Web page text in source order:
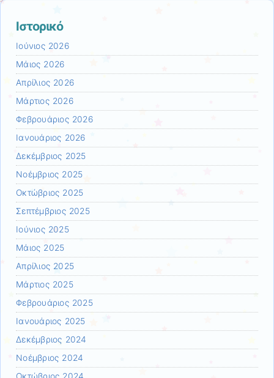
Ιστορικό
Ιούνιος 2026
Μάιος 2026
Απρίλιος 2026
Μάρτιος 2026
Φεβρουάριος 2026
Ιανουάριος 2026
Δεκέμβριος 2025
Νοέμβριος 2025
Οκτώβριος 2025
Σεπτέμβριος 2025
Ιούνιος 2025
Μάιος 2025
Απρίλιος 2025
Μάρτιος 2025
Φεβρουάριος 2025
Ιανουάριος 2025
Δεκέμβριος 2024
Νοέμβριος 2024